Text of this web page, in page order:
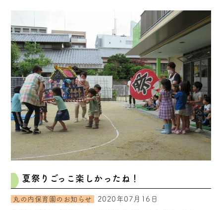
夏祭りごっこ楽しかったね！
丸の内保育園のお知らせ 2020年07月16日